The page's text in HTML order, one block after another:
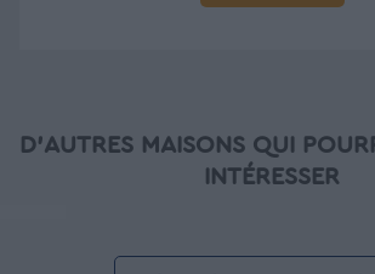
D'AUTRES MAISONS QUI
INTÉRESSER